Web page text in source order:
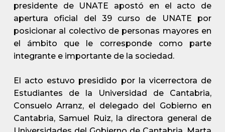
presidente de UNATE apostó en el acto de
apertura oficial del 39 curso de UNATE por
posicionar al colectivo de personas mayores en
el ámbito que le corresponde como parte
integrante e importante de la sociedad.
El acto estuvo presidido por la vicerrectora de
Estudiantes de la Universidad de Cantabria,
Consuelo Arranz, el delegado del Gobierno en
Cantabria, Samuel Ruiz, la directora general de